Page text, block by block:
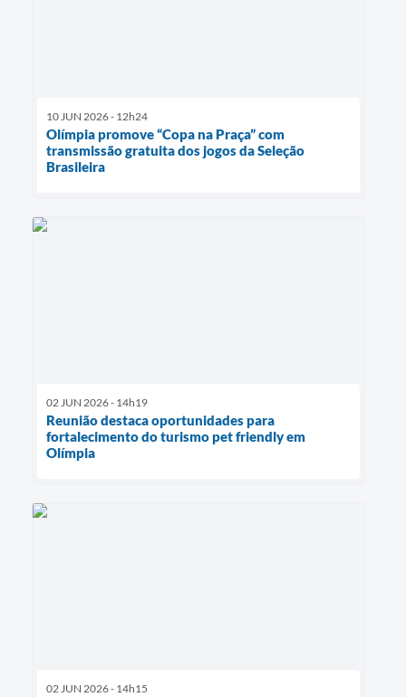
10 JUN 2026 - 12h24
Olímpia promove “Copa na Praça” com
transmissão gratuita dos jogos da Seleção
Brasileira
02 JUN 2026 - 14h19
Reunião destaca oportunidades para
fortalecimento do turismo pet friendly em
Olímpia
02 JUN 2026 - 14h15